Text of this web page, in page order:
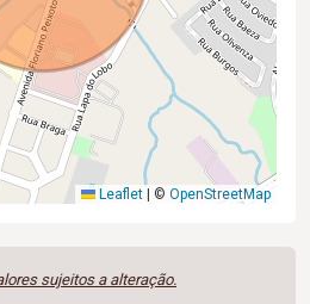
Leaflet © OpenStreetMap
sujeitos a alteração.